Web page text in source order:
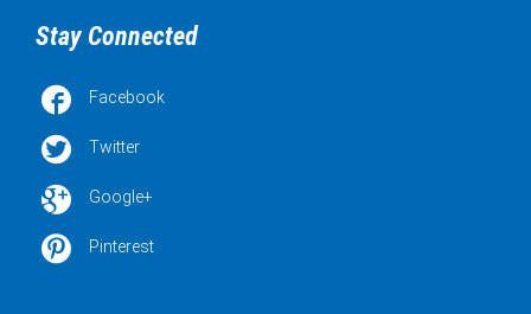
Stay Connected
 Facebook
 Twitter
 Google+
 Pinterest